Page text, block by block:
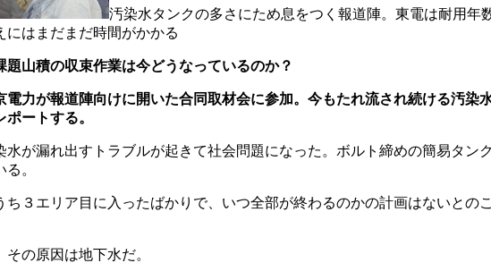
汚染水タンクの多さにため息をつく報道陣。東電は耐用
にはまだまだ時間がかかる
題山積の収束作業は今どうなっているのか？
力が報道陣向けに開いた合同取材会に参加。 今もたれ流され続ける汚染
ートする。
水が漏れ出すトラブルが起きて社会問題になった。ボルト締めの簡易タン
。
３エリア目に入ったばかりで、いつ全部が終わるのかの計画はないと
の原因は地下水だ。